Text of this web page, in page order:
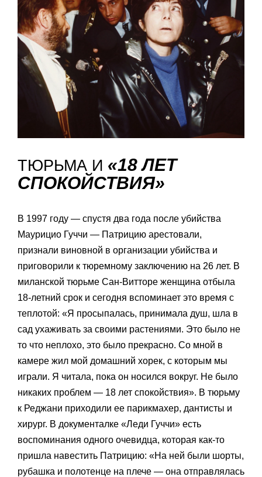
ТЮРЬМА И «18 ЛЕТ
СПОКОЙСТВИЯ»
В 1997 году — спустя два года после убийства
Маурицио Гуччи — Патрицию арестовали,
признали виновной в организации убийства и
приговорили к тюремному заключению на 26 лет. В
миланской тюрьме Сан-Витторе женщина отбыла
18-летний срок и сегодня вспоминает это время с
теплотой: «Я просыпалась, принимала душ, шла в
сад ухаживать за своими растениями. Это было не
то что неплохо, это было прекрасно. Со мной в
камере жил мой домашний хорек, с которым мы
играли. Я читала, пока он носился вокруг. Не было
никаких проблем — 18 лет спокойствия». В тюрьму
к Реджани приходили ее парикмахер, дантисты и
хирург. В документалке «Леди Гуччи» есть
воспоминания одного очевидца, которая как-то
пришла навестить Патрицию: «На ней были шорты,
рубашка и полотенце на плече — она отправлялась